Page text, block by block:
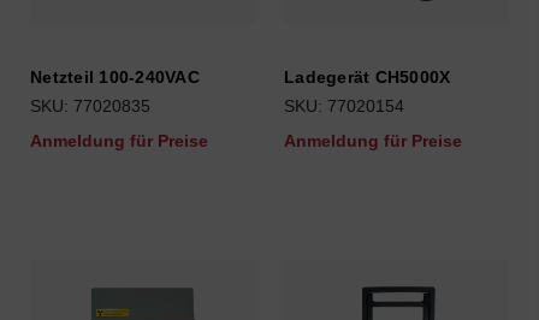
Netzteil 100-240VAC
SKU: 77020835
Anmeldung für Preise
Ladegerät CH5000X
SKU: 77020154
Anmeldung für Preise